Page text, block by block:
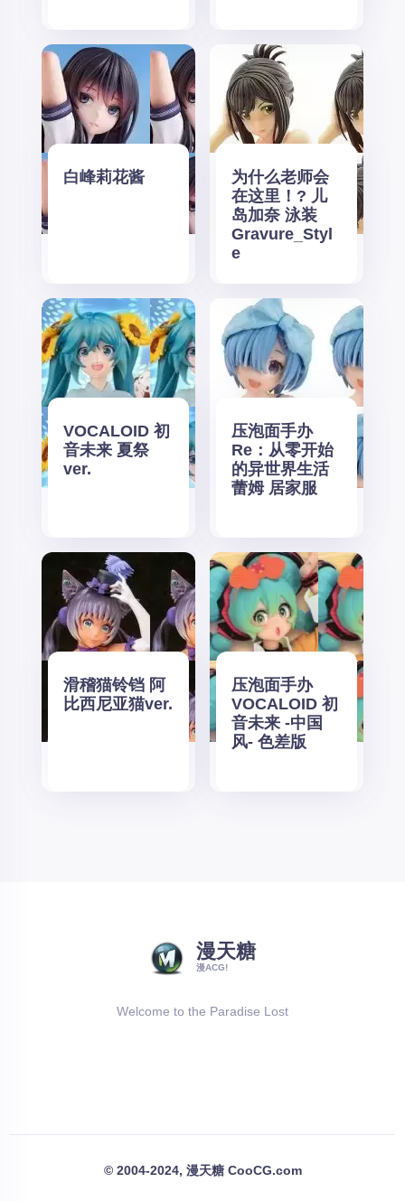
白峰莉花酱
为什么老师会
在这里！? 儿
岛加奈 泳装
Gravure_Styl
e
VOCALOID 初
音未来 夏祭
ver.
压泡面手办
Re：从零开始
的异世界生活
蕾姆 居家服
滑稽猫铃铛 阿
比西尼亚猫ver.
压泡面手办
VOCALOID 初
音未来 -中国
风- 色差版
漫天糖
漫ACG!
Welcome to the Paradise Lost
© 2004-2024, 漫天糖 CooCG.com